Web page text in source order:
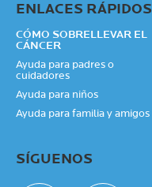
ENLACES RÁPIDOS
CÓMO SOBRELLEVAR EL
CÁNCER
Ayuda para padres o
cuidadores
Ayuda para niños
Ayuda para familia y amigos
SÍGUENOS